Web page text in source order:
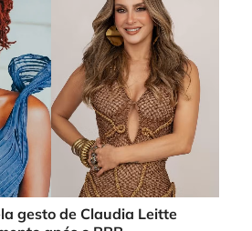
gesto de Claudia Leitte